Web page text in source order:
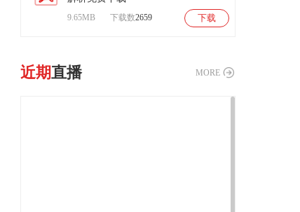
9.65MB 下载数2659 下载
近期直播 MORE